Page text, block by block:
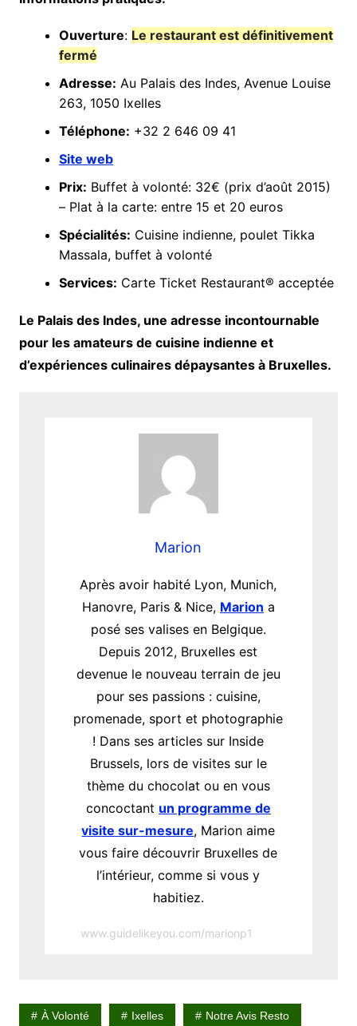
Ouverture: Le restaurant est définitivement
fermé
Adresse: Au Palais des Indes, Avenue Louise
263, 1050 Ixelles
Téléphone: +32 2 646 09 41
Site web
Prix: Buffet à volonté: 32€ (prix d’août 2015)
– Plat à la carte: entre 15 et 20 euros
Spécialités: Cuisine indienne, poulet Tikka
Massala, buffet à volonté
Services: Carte Ticket Restaurant® acceptée
Le Palais des Indes, une adresse incontournable
pour les amateurs de cuisine indienne et
d’expériences culinaires dépaysantes à Bruxelles.
Marion
Après avoir habité Lyon, Munich,
Hanovre, Paris & Nice, Marion a
posé ses valises en Belgique.
Depuis 2012, Bruxelles est
devenue le nouveau terrain de jeu
pour ses passions : cuisine,
promenade, sport et photographie
! Dans ses articles sur Inside
Brussels, lors de visites sur le
thème du chocolat ou en vous
concoctant un programme de
visite sur-mesure, Marion aime
vous faire découvrir Bruxelles de
l’intérieur, comme si vous y
habitiez.
www.guidelikeyou.com/marionp1
À Volonté Ixelles Notre Avis Resto